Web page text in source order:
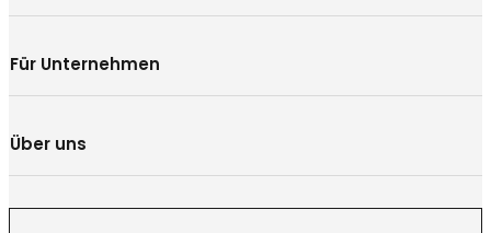
Für Unternehmen
Über uns